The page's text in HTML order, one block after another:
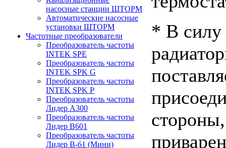
насосные станции ШТОРМ
Автоматические насосные
установки ШТОРМ
Частотные преобразователи
Преобразователь частоты
INTEK SPE
Преобразователь частоты
INTEK SPK G
Преобразователь частоты
INTEK SPK P
Преобразователь частоты
Лидер А300
Преобразователь частоты
Лидер B601
Преобразователь частоты
Лидер В-61 (Мини)
* В силу